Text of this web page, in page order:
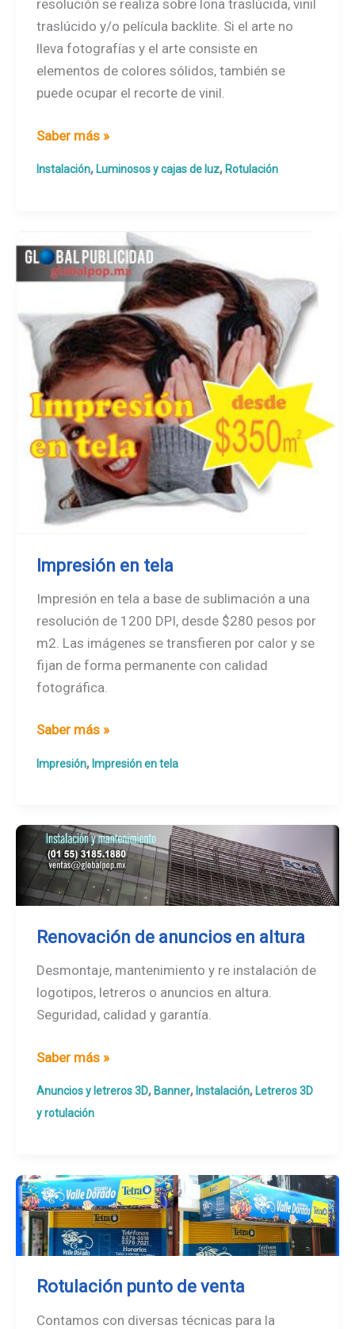
resolución se realiza sobre lona traslúcida, vinil
traslúcido y/o película backlite. Si el arte no
lleva fotografías y el arte consiste en
elementos de colores sólidos, también se
puede ocupar el recorte de vinil.
Caja
luminosos
Saber más »
Instalación, Luminosos y cajas de luz, Rotulación
Impresión en tela
Impresión en tela a base de sublimación a una
resolución de 1200 DPI, desde $280 pesos por
m2. Las imágenes se transfieren por calor y se
fijan de forma permanente con calidad
fotográfica.
Impresión
tela
Saber más »
Impresión, Impresión en tela
Renovación de anuncios en altura
Desmontaje, mantenimiento y re instalación de
logotipos, letreros o anuncios en altura.
Seguridad, calidad y garantía.
Renovación
anuncios
en
Saber más »
Anuncios y letreros 3D, Banner, Instalación, Letreros 3D
y rotulación
Rotulación punto de venta
Contamos con diversas técnicas para la